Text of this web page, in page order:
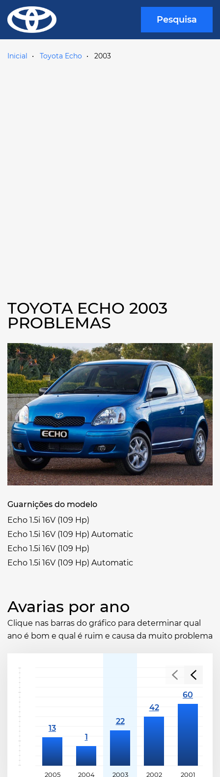
Pesquisa
Inicial Toyota Echo 2003
TOYOTA ECHO 2003
PROBLEMAS
Guarnições do modelo
Echo 1.5i 16V (109 Hp)
Echo 1.5i 16V (109 Hp) Automatic
Echo 1.5i 16V (109 Hp)
Echo 1.5i 16V (109 Hp) Automatic
Avarias por ano
Clique nas barras do gráfico para determinar qual
ano é bom e qual é ruim e causa da muito problema
2005 2004 2003 2002 2001